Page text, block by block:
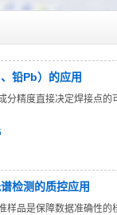
铅Pb）的应用
分精度直接决定焊接点
检测的质控应用
样品是保障数据准确性